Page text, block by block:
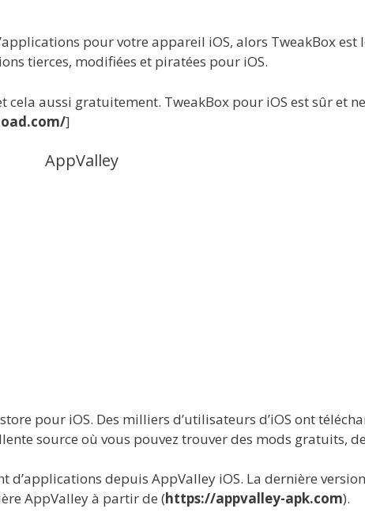
pour votre appareil iOS, alors TweakBox est
tierces, modifiées et piratées pour iOS.
aussi gratuitement. TweakBox pour iOS est sûr et ne
]
AppValley
pour iOS. Des milliers d’utilisateurs d’iOS ont
source où vous pouvez trouver des mods gratuits,
d’applications depuis AppValley iOS. La dernière
AppValley à partir de (https://appvalley-apk.com).